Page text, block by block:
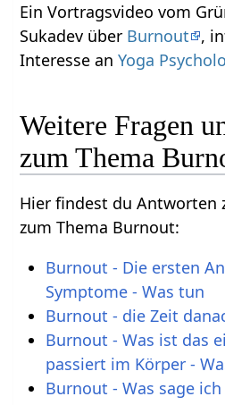
Ein Vortragsvideo vom
Sukadev über Burnout
,
Interesse anYoga
Weitere Fragen
zum Thema
Hier findest du Antworten
zum Thema Burnout:
Burnout - Die ersten
Symptome - Was tun
Burnout - die Zeit
Burnout - Was ist das
passiert im Körper -
Burnout - Was sage